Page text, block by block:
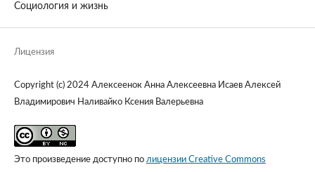
Социология и жизнь
Лицензия
Copyright (c) 2024 Алексеенок Анна Алексеевна Исаев Алексей
Владимирович Наливайко Ксения Валерьевна
Это произведение доступно по лицензии Creative Commons